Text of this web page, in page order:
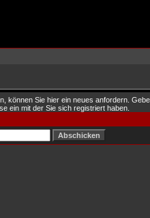
können Sie hier ein neues anfordern.
ein mit der Sie sich registriert haben.